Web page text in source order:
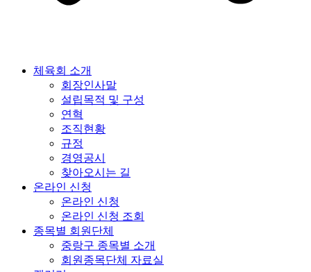
체육회 소개
회장인사말
설립목적 및 구성
연혁
조직현황
규정
경영공시
찾아오시는 길
온라인 신청
온라인 신청
온라인 신청 조회
종목별 회원단체
중랑구 종목별 소개
회원종목단체 자료실